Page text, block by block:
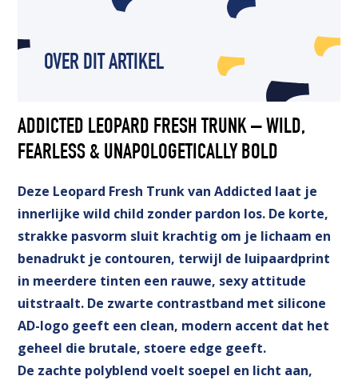
OVER DIT ARTIKEL
ADDICTED LEOPARD FRESH TRUNK – WILD,
FEARLESS & UNAPOLOGETICALLY BOLD
Deze Leopard Fresh Trunk van Addicted laat je
innerlijke wild child zonder pardon los. De korte,
strakke pasvorm sluit krachtig om je lichaam en
benadrukt je contouren, terwijl de luipaardprint
in meerdere tinten een rauwe, sexy attitude
uitstraalt. De zwarte contrastband met silicone
AD-logo geeft een clean, modern accent dat het
geheel die brutale, stoere edge geeft.
De zachte polyblend voelt soepel en licht aan,